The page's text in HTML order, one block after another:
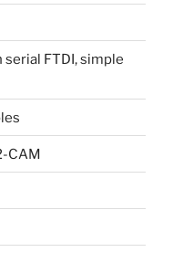
FTDI, simple
CAM